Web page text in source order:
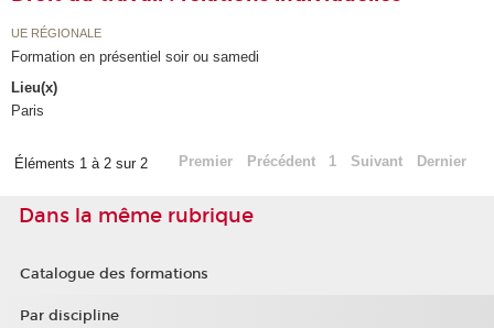
UE RÉGIONALE
Formation en présentiel soir ou samedi
Lieu(x)
Paris
Éléments 1 à 2 sur 2 Premier Précédent 1 Suivant Dernier
Dans la même rubrique
Catalogue des formations
Par discipline